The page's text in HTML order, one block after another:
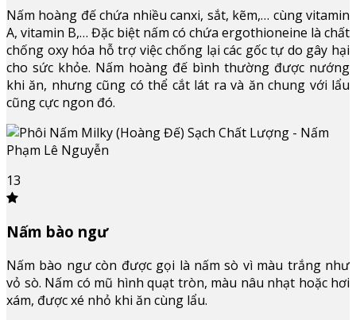
Nấm hoàng đế chứa nhiều canxi, sắt, kẽm,… cùng vitamin
A, vitamin B,… Đặc biệt nấm có chứa ergothioneine là chất
chống oxy hóa hỗ trợ việc chống lại các gốc tự do gây hại
cho sức khỏe. Nấm hoàng đế bình thường được nướng
khi ăn, nhưng cũng có thể cắt lát ra và ăn chung với lẩu
cũng cực ngon đó.
13
Nấm bào ngư
Nấm bào ngư còn được gọi là nấm sò vì màu trắng như
vỏ sò. Nấm có mũ hình quạt tròn, màu nâu nhạt hoặc hơi
xám, được xé nhỏ khi ăn cùng lẩu.